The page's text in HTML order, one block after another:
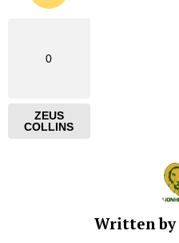
0
ZEUS
COLLINS
Written by